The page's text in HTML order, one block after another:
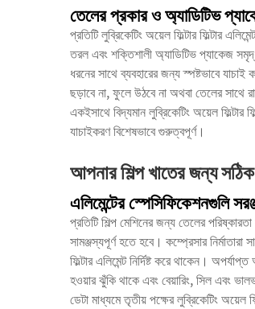
তেলের প্রকার ও অ্যাডিটিভ
প্রতিটি লুব্রিকেটিং অয়েল ফিল্টার ফিল্টার
তরল এবং শক্তিশালী অ্যাডিটিভ প্যাকেজ
ধরনের সাথে ব্যবহারের জন্য স্পষ্টভাবে যাচাই
ছড়াবে না, ফুলে উঠবে না অথবা তেলের সাথে
একইসাথে বিদ্যমান লুব্রিকেটিং অয়েল
যাচাইকরণ বিশেষভাবে গুরুত্বপূর্ণ।
আপনার শিল্প খাতের জন্য সঠিক
এলিমেন্টের স্পেসিফিকেশনগুলি
প্রতিটি শিল্প মেশিনের জন্য তেলের পরিষ্কারতা
সামঞ্জস্যপূর্ণ হতে হবে। কম্প্রেসার নির্মাতারা
ফিল্টার এলিমেন্ট নির্দিষ্ট করে থাকেন।
হওয়ার ঝুঁকি থাকে এবং বেয়ারিং, সিল এবং
ডেটা মাধ্যমে তৃতীয় পক্ষের লুব্রিকেটিং অয়েল